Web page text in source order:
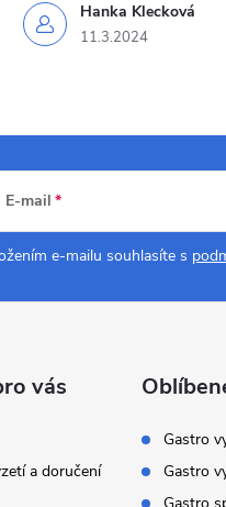
Hanka Klecková
11.3.2024
E-mail
e-mailu souhlasíte s
vás
a doručení
Gastro
Gastro